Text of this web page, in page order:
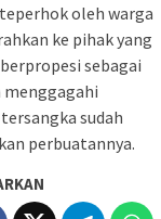
oleh warga
ke pihak yang
sebagai
sudah
perbuatannya.